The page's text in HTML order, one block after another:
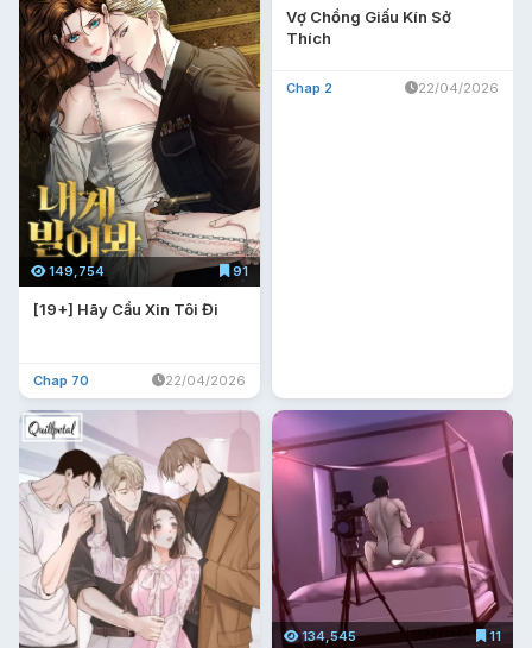
149,754 91
[19+] Hãy Cầu Xin Tôi Đi
Chap 70 22/04/2026
Vợ Chồng Giấu Kín Sở
Thích
Chap 2 22/04/2026
134,545 11